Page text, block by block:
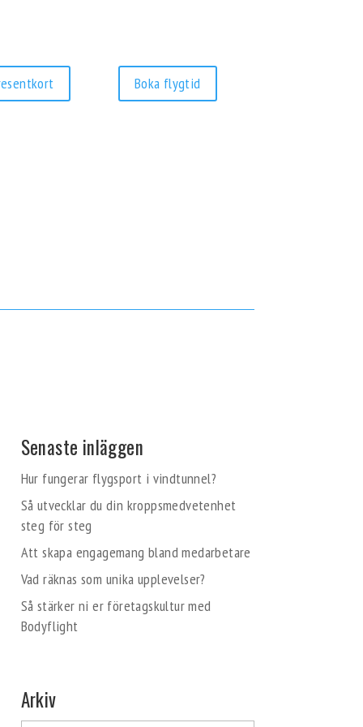
Boka flygtid
Senaste inläggen
Hur fungerar flygsport i vindtunnel?
Så utvecklar du din kroppsmedvetenhet
steg för steg
Att skapa engagemang bland medarbetare
Vad räknas som unika upplevelser?
Så stärker ni er företagskultur med
Bodyflight
Arkiv